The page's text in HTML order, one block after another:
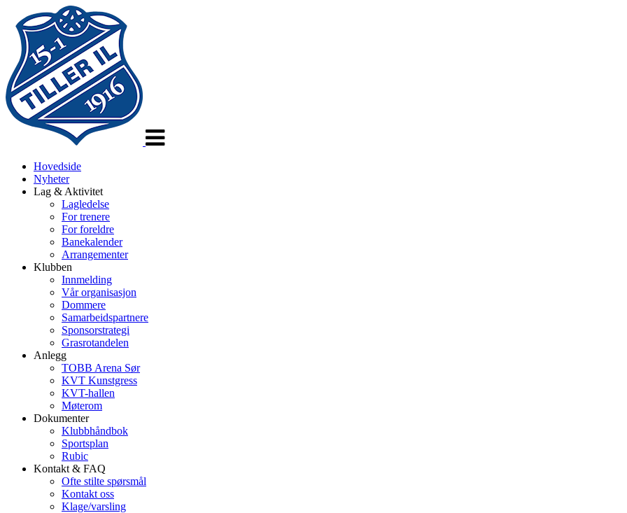
Hovedside
Nyheter
Lag & Aktivitet
Lagledelse
For trenere
For foreldre
Banekalender
Arrangementer
Klubben
Innmelding
Vår organisasjon
Dommere
Samarbeidspartnere
Sponsorstrategi
Grasrotandelen
Anlegg
TOBB Arena Sør
KVT Kunstgress
KVT-hallen
Møterom
Dokumenter
Klubbhåndbok
Sportsplan
Rubic
Kontakt & FAQ
Ofte stilte spørsmål
Kontakt oss
Klage/varsling